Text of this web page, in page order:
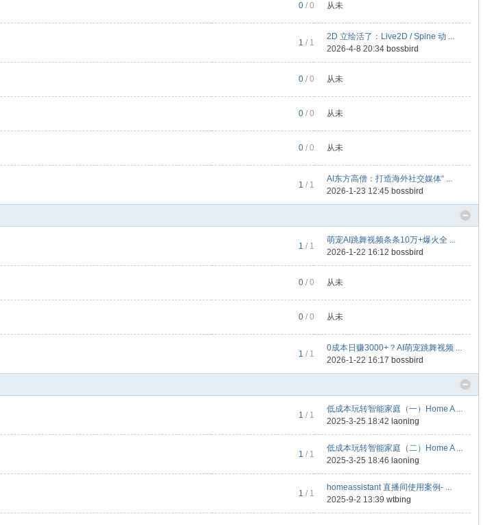
0 / 0 从未
1 / 1
2D 立绘活了：Live2D / Spine 动 ...
2026-4-8 20:34 bossbird
0 / 0 从未
0 / 0 从未
0 / 0 从未
1 / 1
AI东方高僧：打造海外社交媒体“ ...
2026-1-23 12:45 bossbird
1 / 1
萌宠AI跳舞视频条条10万+爆火全 ...
2026-1-22 16:12 bossbird
0 / 0 从未
0 / 0 从未
1 / 1
0成本日赚3000+？AI萌宠跳舞视频 ...
2026-1-22 16:17 bossbird
1 / 1
低成本玩转智能家庭（一）Home A ...
2025-3-25 18:42 laoning
1 / 1
低成本玩转智能家庭（二）Home A ...
2025-3-25 18:46 laoning
1 / 1
homeassistant 直播间使用案例- ...
2025-9-2 13:39wtbing